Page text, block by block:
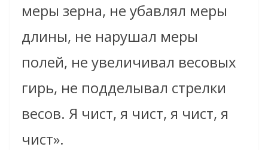
меры зерна, не убавлял меры
длины, не нарушал меры
полей, не увеличивал весовых
гирь, не подделывал стрелки
весов. Я чист, я чист, я чист, я
чист».